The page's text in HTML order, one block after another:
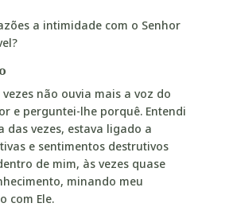
a intimidade com o Senhor
vezes não ouvia mais a voz do
e perguntei-lhe porquê. Entendi
das vezes, estava ligado a
e sentimentos destrutivos
de mim, às vezes quase
minando meu
com Ele.